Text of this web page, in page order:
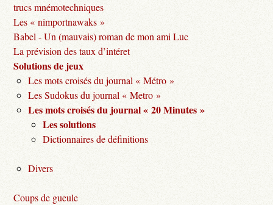
trucs mnémotechniques
Les « nimportnawaks »
Babel - Un (mauvais) roman de mon ami Luc
La prévision des taux d’intéret
Solutions de jeux
Les mots croisés du journal « Métro »
Les Sudokus du journal « Metro »
Les mots croisés du journal « 20 Minutes »
Les solutions
Dictionnaires de définitions
Divers
Coups de gueule